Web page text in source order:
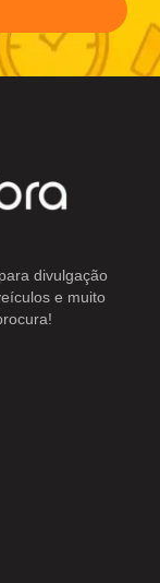
divulgação
e muito